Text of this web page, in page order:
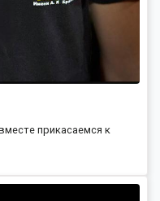
прикасаемся к